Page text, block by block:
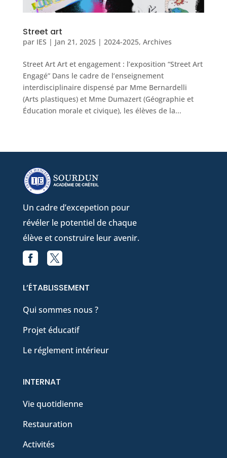
Street art
par IES | Jan 21, 2025| 2024-2025, Archives
Street Art Art et engagement : l’exposition “Street Art
Engagé” Dans le cadre de l’enseignement
interdisciplinaire dispensé par Mme Bernardelli
(Arts plastiques) et Mme Dumazert (Géographie et
Éducation morale et civique), les élèves de la...
Un cadre d’excepetion pour
révéler le potentiel de chaque
élève et construire leur avenir.
 Facebook

L’ÉTABLISSEMENT
Qui sommes nous ?
Projet éducatif
Le réglement intérieur
INTERNAT
Vie quotidienne
Restauration
Activités